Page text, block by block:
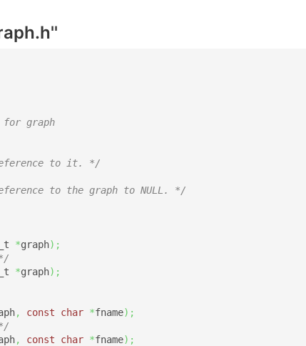
for graph
to it. */
to the graph to NULL. */
*graph) ;
*graph) ;
, const char *fname) ;
, const char *fname) ;